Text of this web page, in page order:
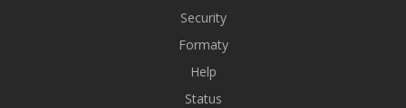
Security
Formaty
Help
Status